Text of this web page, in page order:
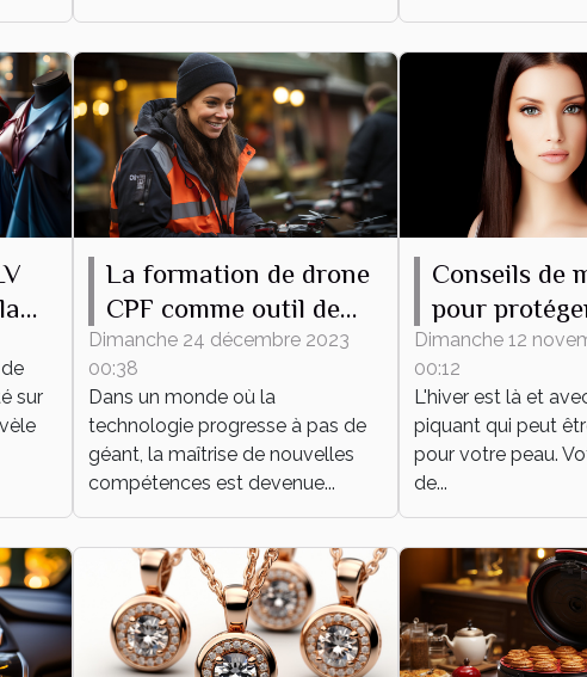
sur
La formation de drone
CPF comme outil de
développement
personnel et
professionnel
Dimanche 24 décembre 2023
00:38
Dans un monde où la
technologie progresse à pas de
géant, la maîtrise de nouvelles
compétences est devenue...
Conseils de
pour
peau du
Dimanche 12
00:12
L'hiver est là et
piquant qui peut
pour votre peau.
de...